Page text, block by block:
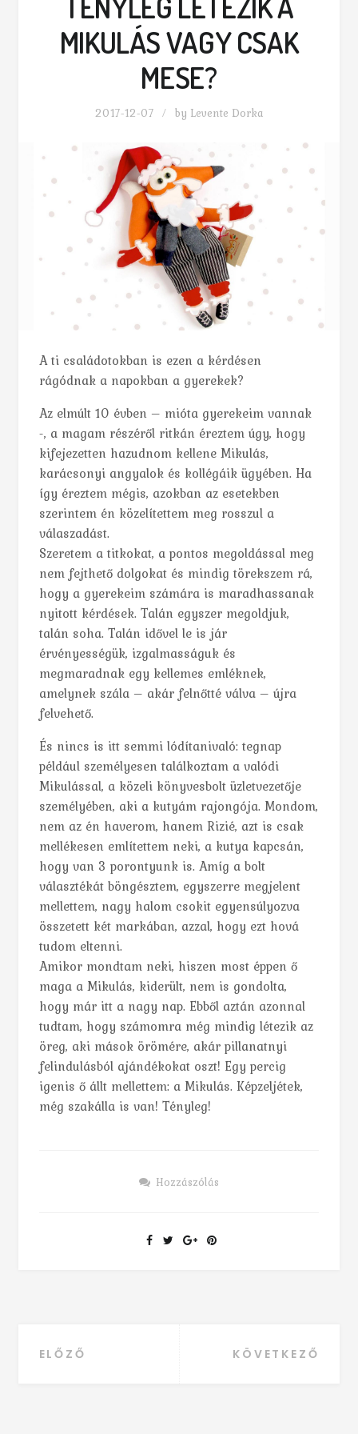
MIKULÁS VAGY CSAK
MESE?
2017-12-07 by Levente Dorka
A ti családotokban is ezen a kérdésen
rágódnak a napokban a gyerekek?
Az elmúlt 10 évben – mióta gyerekeim vannak
-, a magam részéről ritkán éreztem úgy, hogy
kifejezetten hazudnom kellene Mikulás,
karácsonyi angyalok és kollégáik ügyében. Ha
így éreztem mégis, azokban az esetekben
szerintem én közelítettem meg rosszul a
válaszadást.
Szeretem a titkokat, a pontos megoldással meg
nem fejthető dolgokat és mindig törekszem rá,
hogy a gyerekeim számára is maradhassanak
nyitott kérdések. Talán egyszer megoldjuk,
talán soha. Talán idővel le is jár
érvényességük, izgalmasságuk és
megmaradnak egy kellemes emléknek,
amelynek szála – akár felnőtté válva – újra
felvehető.
És nincs is itt semmi lódítanivaló: tegnap
például személyesen találkoztam a valódi
Mikulással, a közeli könyvesbolt üzletvezetője
személyében, aki a kutyám rajongója. Mondom,
nem az én haverom, hanem Rizié, azt is csak
mellékesen említettem neki, a kutya kapcsán,
hogy van 3 porontyunk is. Amíg a bolt
választékát böngésztem, egyszerre megjelent
mellettem, nagy halom csokit egyensúlyozva
összetett két markában, azzal, hogy ezt hová
tudom eltenni.
Amikor mondtam neki, hiszen most éppen ő
maga a Mikulás, kiderült, nem is gondolta,
hogy már itt a nagy nap. Ebből aztán azonnal
tudtam, hogy számomra még mindig létezik az
öreg, aki mások örömére, akár pillanatnyi
felindulásból ajándékokat oszt! Egy percig
igenis ő állt mellettem: a Mikulás. Képzeljétek,
még szakálla is van! Tényleg!
Hozzászólás
Bejegyzés navigáció
ELŐZŐ KÖVETKEZŐ